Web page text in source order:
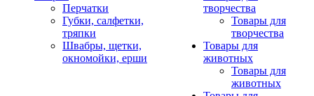
Перчатки
Губки, салфетки,
тряпки
Швабры, щетки,
окномойки, ерши
творчества
Товары для
творчества
Товары для
животных
Товары для
животных